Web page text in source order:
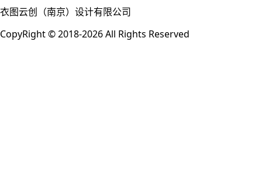
衣图云创（南京）设计有限公司
CopyRight © 2018-2026 All Rights Reserved